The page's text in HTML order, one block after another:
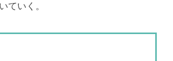
ていく。